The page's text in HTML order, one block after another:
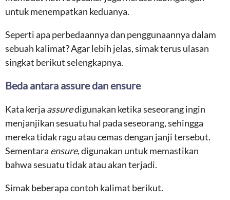
untuk menempatkan keduanya.
Seperti apa perbedaannya dan penggunaannya dalam
sebuah kalimat? Agar lebih jelas, simak terus ulasan
singkat berikut selengkapnya.
Beda antara assure dan ensure
Kata kerja assuredigunakan ketika seseorang ingin
menjanjikan sesuatu hal pada seseorang, sehingga
mereka tidak ragu atau cemas dengan janji tersebut.
Sementara ensure,digunakan untuk memastikan
bahwa sesuatu tidak atau akan terjadi.
Simak beberapa contoh kalimat berikut.